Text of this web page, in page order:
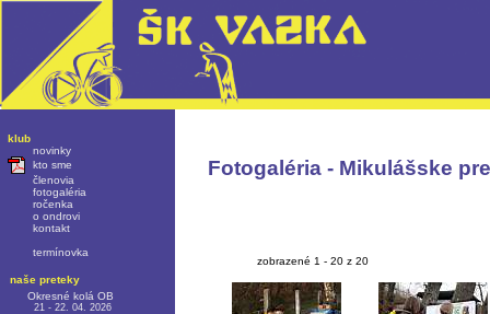
klub
novinky
kto sme
členovia
fotogaléria
ročenka
o ondrovi
kontakt
termínovka
naše preteky
Okresné kolá OB
21 - 22. 04. 2026
Fotogaléria - Mikulášske
zobrazené 1 - 20 z 20